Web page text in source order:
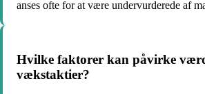
anses ofte for at være undervurderede af
Hvilke faktorer kan påvirke
vækstaktier?